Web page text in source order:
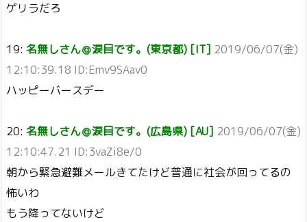
ゲリラだろ
19: 名無しさん＠涙目です。(東京都) [IT] 2019/06/07(金)
12:10:39.18 ID:Emv9SAav0
ハッピーバースデー
20: 名無しさん＠涙目です。(広島県) [AU] 2019/06/07(金)
12:10:47.21 ID:3vaZi8e/0
朝から緊急避難メールきてたけど普通に社会が回ってるの
怖いわ
もう降ってないけど